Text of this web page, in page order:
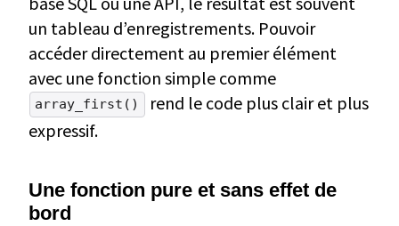
un tableau d’enregistrements. Pouvoir
accéder directement au premier élément
avec une fonction simple comme
array_first()
rend le code plus clair et plus
expressif.
Une fonction pure et sans effet de
bord